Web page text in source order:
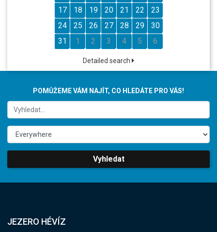
17
18 19 20 21 22
23
24
25 26 27 28 29
30
31
1 2 3 4 5 6
Detailed search
POMŮŽEME VÁM NAJÍT, CO HLEDÁTE PRO VÁS!
Vyhledat
JEZERO HÉVÍZ